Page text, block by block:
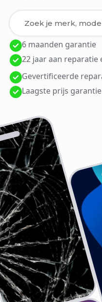
Laden van
6 maanden garantie
22 jaar aan reparatie
Gevertificeerde
Laagste prijs garantie